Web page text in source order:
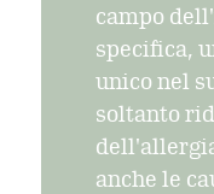
campo
specifica,
unico nel
soltanto
anche le